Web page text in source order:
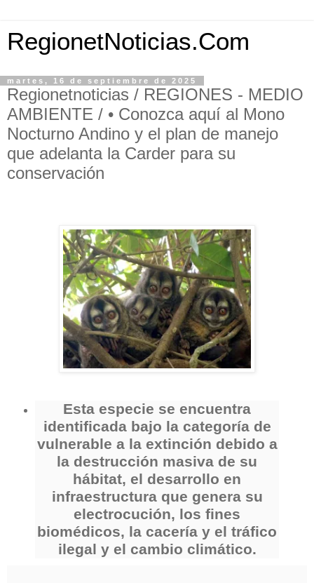
RegionetNoticias.Com
martes, 16 de septiembre de 2025
Regionetnoticias / REGIONES - MEDIO
AMBIENTE / • Conozca aquí al Mono
Nocturno Andino y el plan de manejo
que adelanta la Carder para su
conservación
Esta especie se encuentra
identificada bajo la categoría de
vulnerable a la extinción debido a
la destrucción masiva de su
hábitat, el desarrollo en
infraestructura que genera su
electrocución, los fines
biomédicos, la cacería y el tráfico
ilegal y el cambio climático.